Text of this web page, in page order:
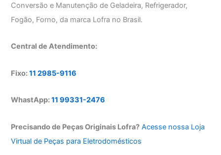
Conversão e Manutenção de Geladeira, Refrigerador,
Fogão, Forno, da marca Lofra no Brasil.
Central de Atendimento:
Fixo:11 2985-9116
WhastApp:11 99331-2476
Precisando de Peças Originais Lofra? Acesse nossa Loja
Virtual de Peças para Eletrodomésticos